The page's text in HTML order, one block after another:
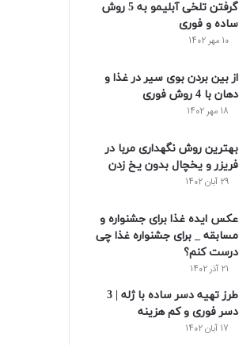
گرفتن تلخی آبلیمو به 5 روش
ساده و فوری
10 مهر 1402
از بین بردن بوی سیر در غذا و
دهان با 4 روش فوری
18 مهر 1402
بهترین روش نگهداری مربا در
فریزر و یخچال بدون یخ زدن
29 آبان 1402
عکس ایده غذا برای جشنواره و
مسابقه _ برای جشنواره غذا چی
درست کنم؟
21 آذر 1402
طرز تهیه دسر ساده با ژله | 3
دسر فوری و کم هزینه
17 آبان 1402